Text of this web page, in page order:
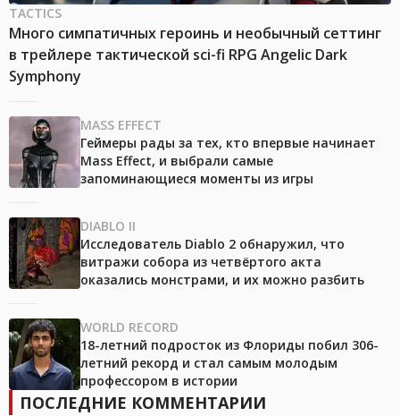
TACTICS
Много симпатичных героинь и необычный сеттинг
в трейлере тактической sci-fi RPG Angelic Dark
Symphony
MASS EFFECT
Геймеры рады за тех, кто впервые начинает
Mass Effect, и выбрали самые
запоминающиеся моменты из игры
DIABLO II
Исследователь Diablo 2 обнаружил, что
витражи собора из четвёртого акта
оказались монстрами, и их можно разбить
WORLD RECORD
18-летний подросток из Флориды побил 306-
летний рекорд и стал самым молодым
профессором в истории
ПОСЛЕДНИЕ КОММЕНТАРИИ